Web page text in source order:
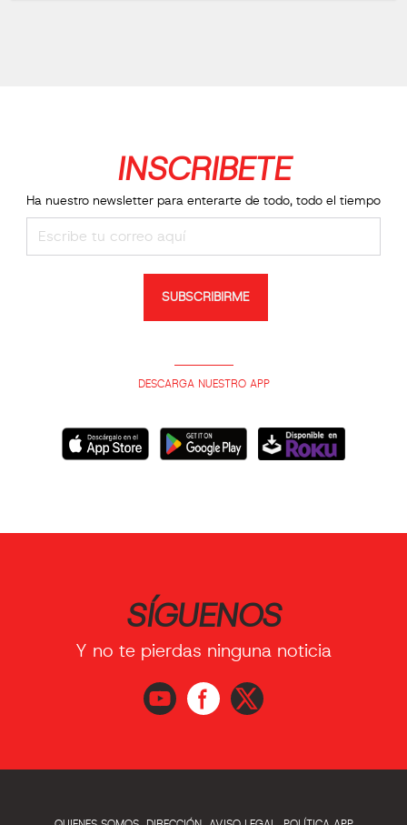
INSCRIBETE
Ha nuestro newsletter para enterarte de todo, todo el tiempo
SUBSCRIBIRME
DESCARGA NUESTRO APP
SÍGUENOS
Y no te pierdas ninguna noticia